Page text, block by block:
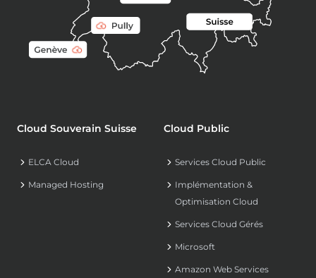
Cloud Souverain Suisse
ELCA Cloud
Managed Hosting
Cloud Public
Services Cloud Public
Implémentation &
Optimisation Cloud
Services Cloud Gérés
Microsoft
Amazon Web Services